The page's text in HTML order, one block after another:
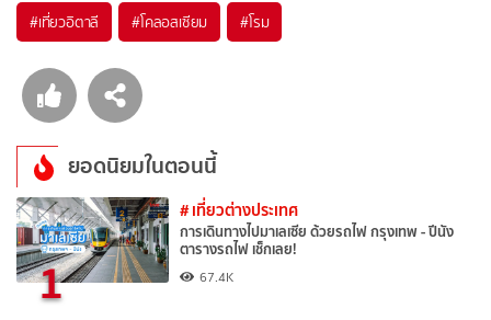
#เที่ยวอิตาลี #โคลอสเซียม #โรม
ยอดนิยมในตอนนี้
1
# เที่ยวต่างประเทศ
การเดินทางไปมาเลเซีย ด้วยรถไฟ กรุงเทพ - ปีนัง
ตารางรถไฟ เช็กเลย!
67.4K